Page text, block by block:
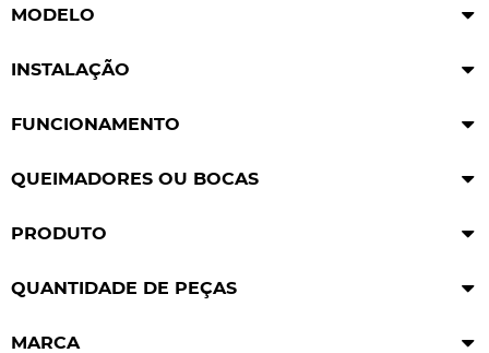
MODELO
INSTALAÇÃO
FUNCIONAMENTO
QUEIMADORES OU BOCAS
PRODUTO
QUANTIDADE DE PEÇAS
MARCA